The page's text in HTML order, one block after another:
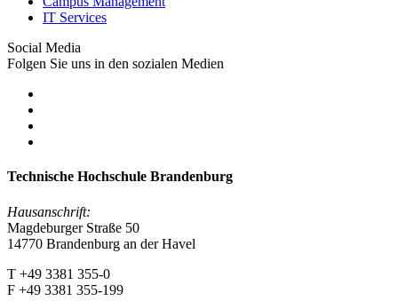
IT Services
Social Media
Folgen Sie uns in den sozialen Medien
Technische Hochschule Brandenburg
Hausanschrift:
Magdeburger Straße 50
14770 Brandenburg an der Havel
T +49 3381 355-0
F +49 3381 355-199